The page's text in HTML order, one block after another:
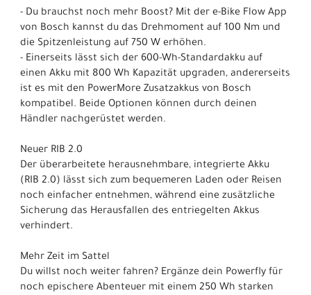
- Du brauchst noch mehr Boost? Mit der e-Bike Flow App
von Bosch kannst du das Drehmoment auf 100 Nm und
die Spitzenleistung auf 750 W erhöhen.
- Einerseits lässt sich der 600-Wh-Standardakku auf
einen Akku mit 800 Wh Kapazität upgraden, andererseits
ist es mit den PowerMore Zusatzakkus von Bosch
kompatibel. Beide Optionen können durch deinen
Händler nachgerüstet werden.
Neuer RIB 2.0
Der überarbeitete herausnehmbare, integrierte Akku
(RIB 2.0) lässt sich zum bequemeren Laden oder Reisen
noch einfacher entnehmen, während eine zusätzliche
Sicherung das Herausfallen des entriegelten Akkus
verhindert.
Mehr Zeit im Sattel
Du willst noch weiter fahren? Ergänze dein Powerfly für
noch epischere Abenteuer mit einem 250 Wh starken